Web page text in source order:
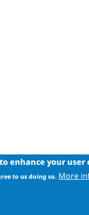
enhance your user
to us doing so. More